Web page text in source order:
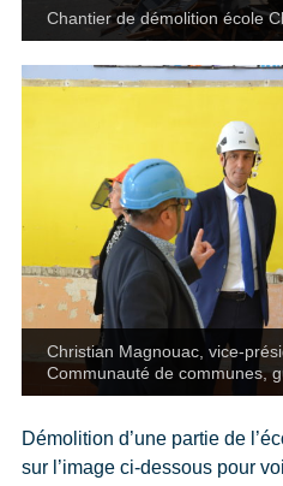
Chantier de démolition école
Christian Magnouac, vice-
Communauté de communes,
Démolition d’une partie de
sur l’image ci-dessous pour